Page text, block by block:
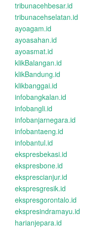
tribunacehbesar.id
tribunacehselatan.id
ayoagam.id
ayoasahan.id
ayoasmat.id
klikBalangan.id
klikBandung.id
klikbanggai.id
infobangkalan.id
infobangli.id
infobanjarnegara.id
infobantaeng.id
infobantul.id
ekspresbekasi.id
ekspresbone.id
eksprescianjur.id
ekspresgresik.id
ekspresgorontalo.id
ekspresindramayu.id
harianjepara.id